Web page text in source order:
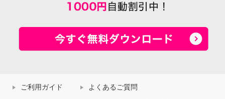
ご利用ガイド よくあるご質問